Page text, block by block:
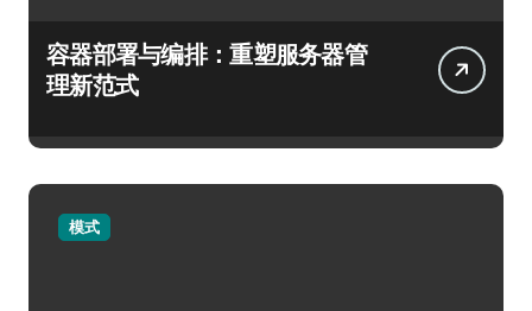
容器部署与编排：重塑服务器管
理新范式
模式